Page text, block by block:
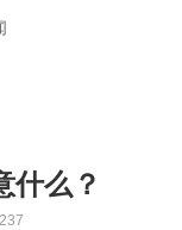
什么？